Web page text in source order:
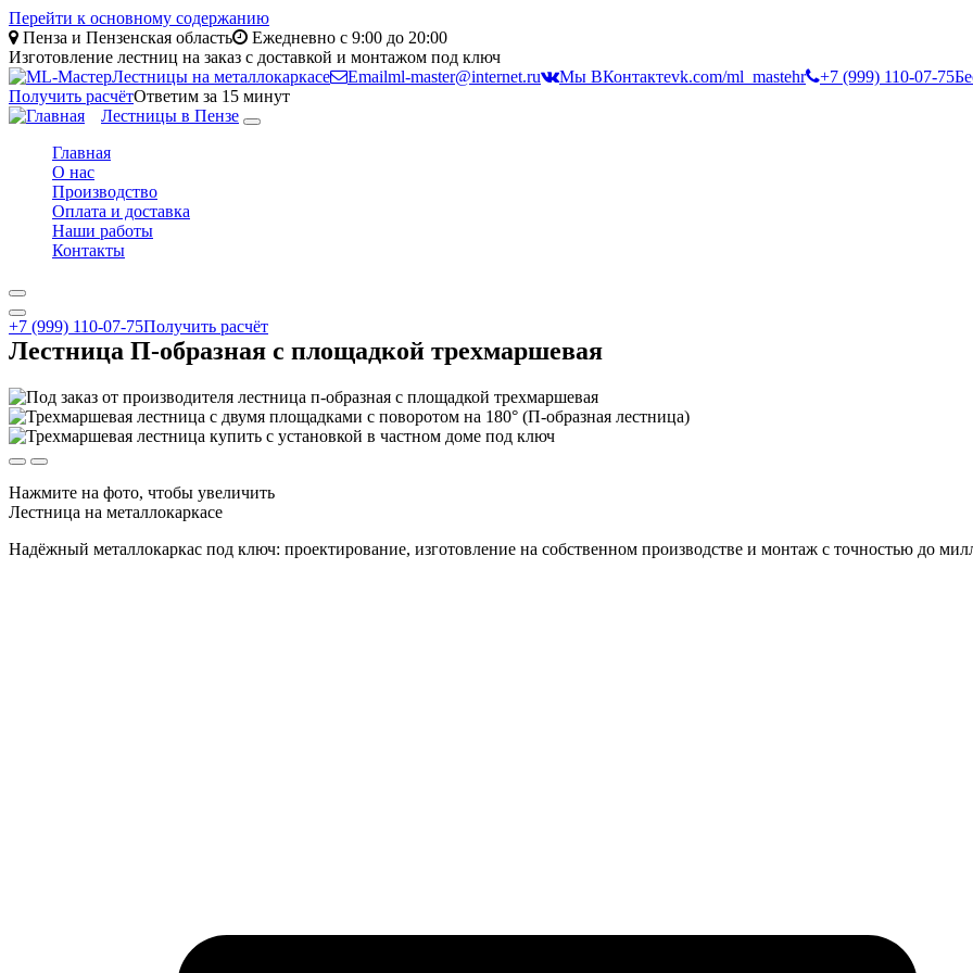
Перейти к основному содержанию
Пенза и Пензенская область
Ежедневно с 9:00 до 20:00
Изготовление лестниц на заказ с доставкой и монтажом под ключ
Лестницы на металлокаркасе
Emailml-master@internet.ru Мы ВКонтактеvk.com/ml_mastehr +7 (999) 110-07-75
Получить расчётОтветим за 15 минут
Лестницы в Пензе
Toggle
Главная
О нас
Производство
Оплата и доставка
Наши работы
Контакты
+7 (999) 110-07-75Получить расчёт
Лестница П-образная с площадкой трехмаршевая
Нажмите на фото, чтобы увеличить
Лестница на металлокаркасе
Надёжный металлокаркас под ключ: проектирование, изготовление на собственном производстве и монтаж с точностью до